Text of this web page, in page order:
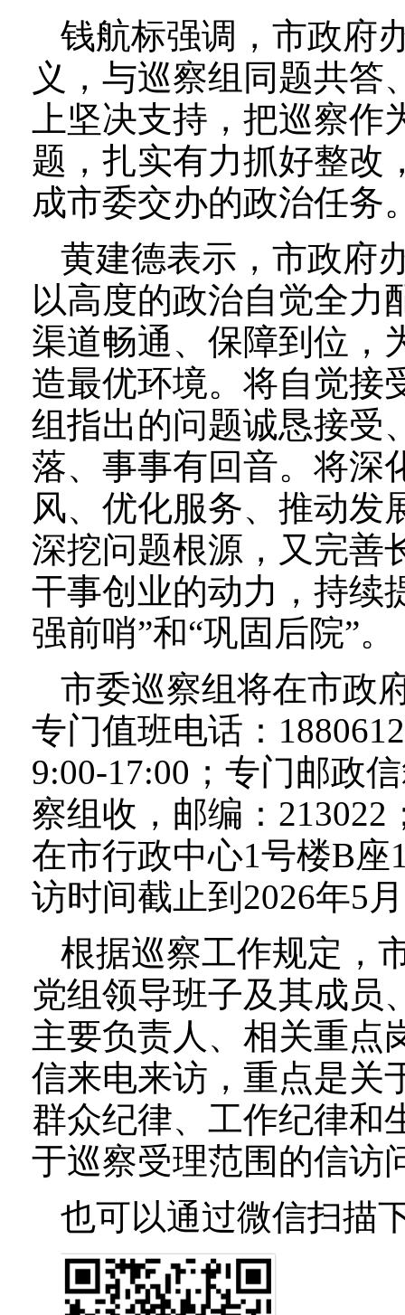
钱航标强调，市政府
义，与巡察组同题共答
上坚决支持，把巡察
题，扎实有力抓好整改
成市委交办的政治任务
黄建德表示，市政府
以高度的政治自觉全力
渠道畅通、保障到位，
造最优环境。将自觉接
组指出的问题诚恳接受
落、事事有回音。将深
风、优化服务、推动发
深挖问题根源，又完善
干事创业的动力，持续
强前哨”和“巩固后院”。
市委巡察组将在市政
专门值班电话：
9:00-17:00；专门邮政
察组收，邮编：213022
在市行政中心1号楼B
访时间截止到2026年5
根据巡察工作规定，
党组领导班子及其成员
主要负责人、相关重点
信来电来访，重点是关
群众纪律、工作纪律和
于巡察受理范围的信访
也可以通过微信扫描